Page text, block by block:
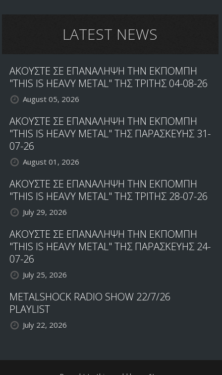
LATEST NEWS
ΑΚΟΥΣΤΕ ΣΕ ΕΠΑΝΑΛΗΨΗ ΤΗΝ ΕΚΠΟΜΠΗ
"THIS IS HEAVY METAL" ΤΗΣ ΤΡΙΤΗΣ 04-08-26
August 05, 2026
ΑΚΟΥΣΤΕ ΣΕ ΕΠΑΝΑΛΗΨΗ ΤΗΝ ΕΚΠΟΜΠΗ
"THIS IS HEAVY METAL" ΤΗΣ ΠΑΡΑΣΚΕΥΗΣ 31-
07-26
August 01, 2026
ΑΚΟΥΣΤΕ ΣΕ ΕΠΑΝΑΛΗΨΗ ΤΗΝ ΕΚΠΟΜΠΗ
"THIS IS HEAVY METAL" ΤΗΣ ΤΡΙΤΗΣ 28-07-26
July 29, 2026
ΑΚΟΥΣΤΕ ΣΕ ΕΠΑΝΑΛΗΨΗ ΤΗΝ ΕΚΠΟΜΠΗ
"THIS IS HEAVY METAL" ΤΗΣ ΠΑΡΑΣΚΕΥΗΣ 24-
07-26
July 25, 2026
METALSHOCK RADIO SHOW 22/7/26
PLAYLIST
July 22, 2026